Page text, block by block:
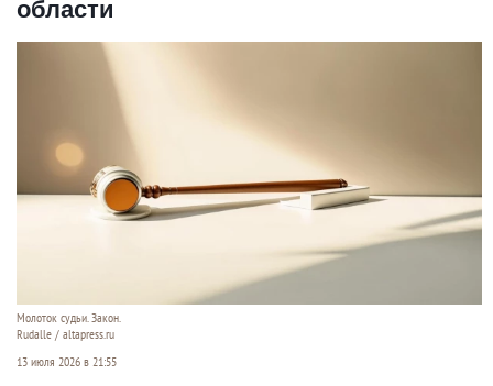
области
Молоток судьи. Закон.
Rudalle / altapress.ru
13 июля 2026 в 21:55